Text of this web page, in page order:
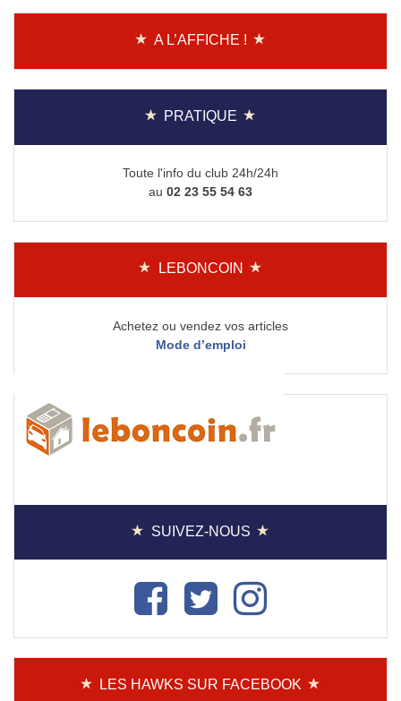
A L’AFFICHE !
PRATIQUE
Toute l'info du club 24h/24h
au 02 23 55 54 63
LEBONCOIN
Achetez ou vendez vos articles
Mode d’emploi
SUIVEZ-NOUS
LES HAWKS SUR FACEBOOK